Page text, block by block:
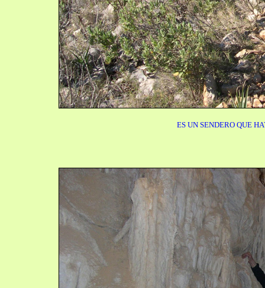
ES UN SENDERO QUE